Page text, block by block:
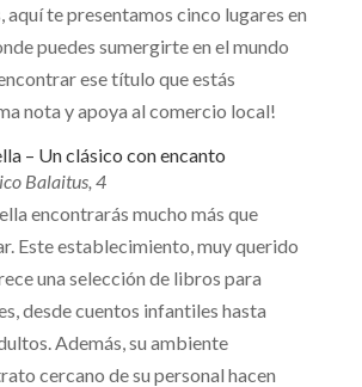
aquí te presentamos cinco lugares en
puedes sumergirte en el mundo
ese título que estás
nota y apoya al comercio local!
– Un clásico con encanto
Balaitus, 4
encontrarás mucho más que
Este establecimiento, muy querido
una selección de libros para
desde cuentos infantiles hasta
Además, su ambiente
cercano de su personal hacen